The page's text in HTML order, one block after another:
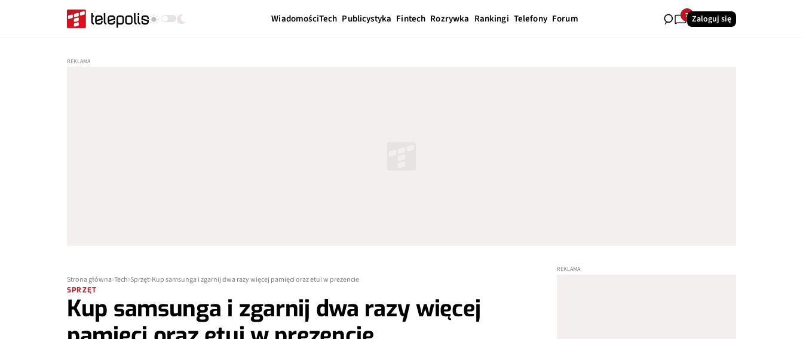
WiadomościTech Publicystyka Fintech Rozrywka Rankingi Telefony Forum 7 Zaloguj się
Strona główna Tech Sprzęt Kup samsunga i zgarnij dwa razy więcej pamięci oraz etui w prezencie
SPRZĘT
Kup samsunga i zgarnij dwa razy więcej